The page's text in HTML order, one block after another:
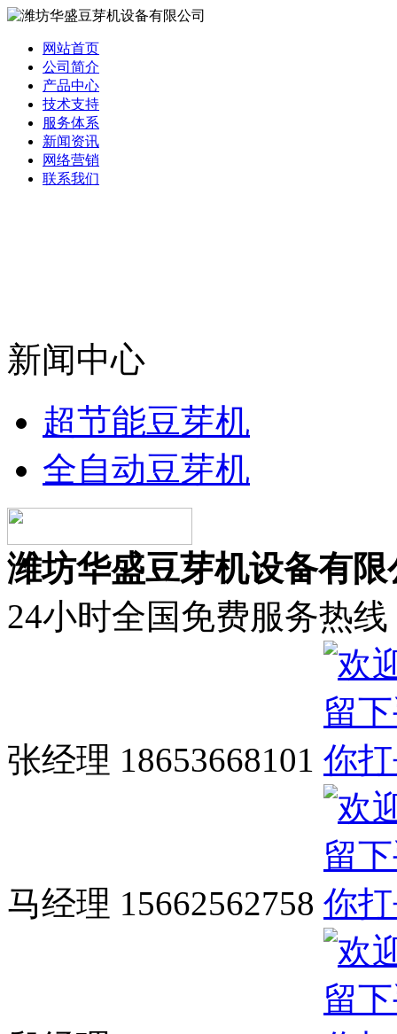
网站首页
公司简介
产品中心
技术支持
服务体系
新闻资讯
网络营销
联系我们
新闻中心
超节能豆芽机
全自动豆芽机
潍坊华盛豆芽机设备有限
24小时全国免费服务热线
张经理 18653668101
马经理 15662562758